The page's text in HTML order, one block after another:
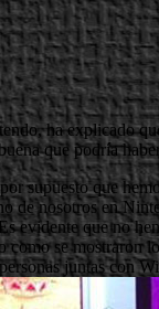
ha explicado
que podría
supuesto que
de nosotros en
evidente que no
como se mostraron
juntas con